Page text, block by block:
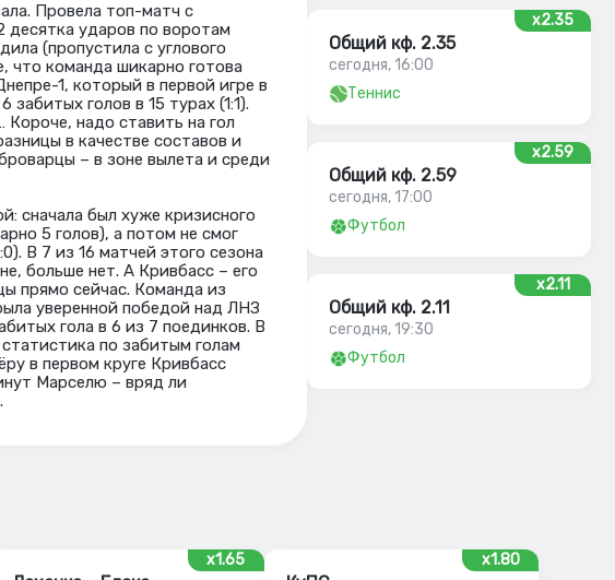
Провела топ-матч с
десятка ударов по воротам
(пропустила с углового
что команда шикарно готова
1, который в первой игре в
голов в 15 турах (1:1).
надо ставить на гол
в качестве составов и
– в зоне вылета и среди
сначала был хуже кризисного
5 голов), а потом не смог
В 7 из 16 матчей этого сезона
больше нет. А Кривбасс – его
прямо сейчас. Команда из
уверенной победой над ЛНЗ
гола в 6 из 7 поединков. В
по забитым голам
в первом круге Кривбасс
Марселю – вряд ли
x2.35
Общий кф. 2.35
сегодня, 16:00
Теннис
x2.59
Общий кф. 2.59
сегодня, 17:00
Футбол
x2.11
Общий кф. 2.11
сегодня, 19:30
Футбол
x1.65 x1.80